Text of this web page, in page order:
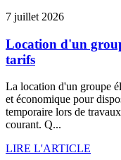
7 juillet 2026
Location d'un
tarifs
La location d'un groupe
et économique pour
temporaire lors de
courant. Q...
LIRE L'ARTICLE